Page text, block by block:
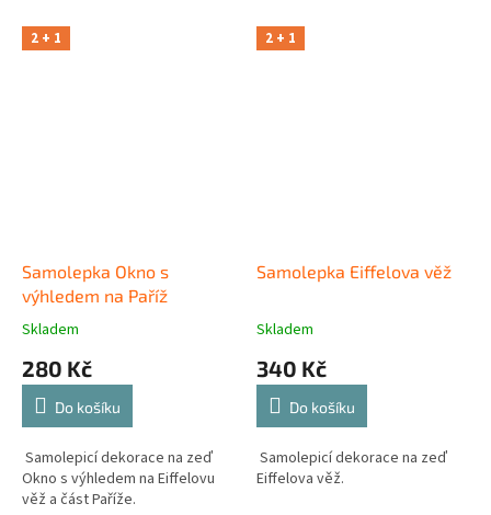
2 + 1
Samolepka Okno s
výhledem na Paříž
Skladem
280 Kč
Do košíku
Samolepicí dekorace na zeď
Okno s výhledem na Eiffelovu
věž a část Paříže.
2 + 1
Samolepka Eiffelova věž
Skladem
340 Kč
Do košíku
Samolepicí dekorace na zeď
Eiffelova věž.